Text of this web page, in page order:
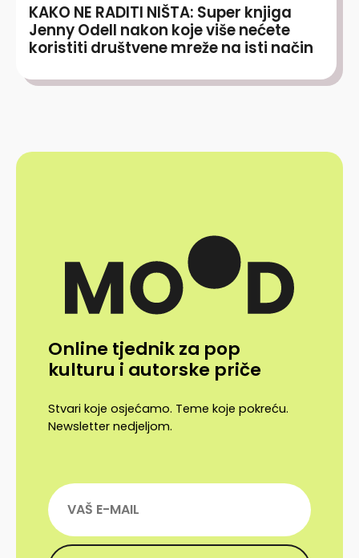
KAKO NE RADITI NIŠTA: Super knjiga
Jenny Odell nakon koje više nećete
koristiti društvene mreže na isti način
Online tjednik za pop
kulturu i autorske priče
Stvari koje osjećamo. Teme koje pokreću.
Newsletter nedjeljom.